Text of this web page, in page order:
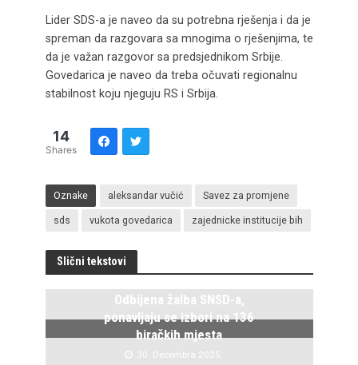
Lider SDS-a je naveo da su potrebna rješenja i da je
spreman da razgovara sa mnogima o rješenjima, te
da je važan razgovor sa predsjednikom Srbije.
Govedarica je naveo da treba očuvati regionalnu
stabilnost koju njeguju RS i Srbija.
14
Shares
Oznake aleksandar vučić Savez za promjene
sds vukota govedarica zajednicke institucije bih
Slični tekstovi
Odbijena žalba SNSD-a,
ponavljaju se izbori na 136
biračkih mjesta
30. Decembra 2025.